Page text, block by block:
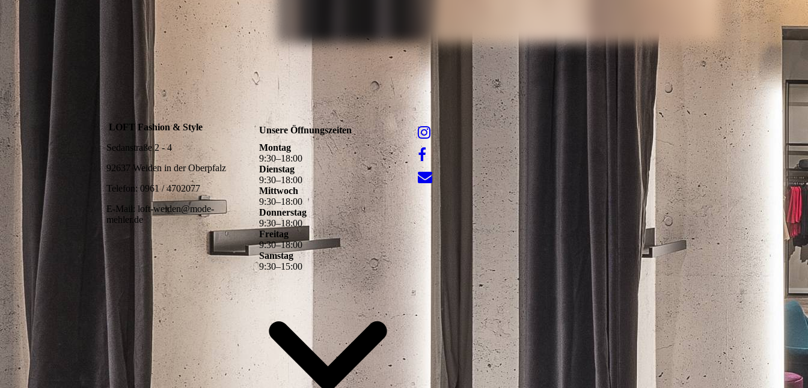
LOFT Fashion & Style
Sedanstraße 2 - 4
92637 Weiden in der Oberpfalz
Telefon: 0961 / 4702077
E-Mail: loft-weiden@mode-
mehler.de
Unsere Öffnungszeiten
Montag
9:30–18:00
Dienstag
9:30–18:00
Mittwoch
9:30–18:00
Donnerstag
9:30–18:00
Freitag
9:30–18:00
Samstag
9:30–15:00